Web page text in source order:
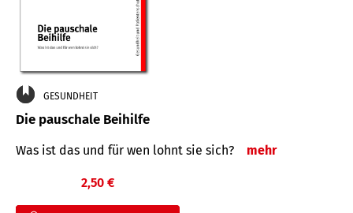
GESUNDHEIT
Die pauschale Beihilfe
Was ist das und für wen lohnt sie sich? mehr
2,50 €